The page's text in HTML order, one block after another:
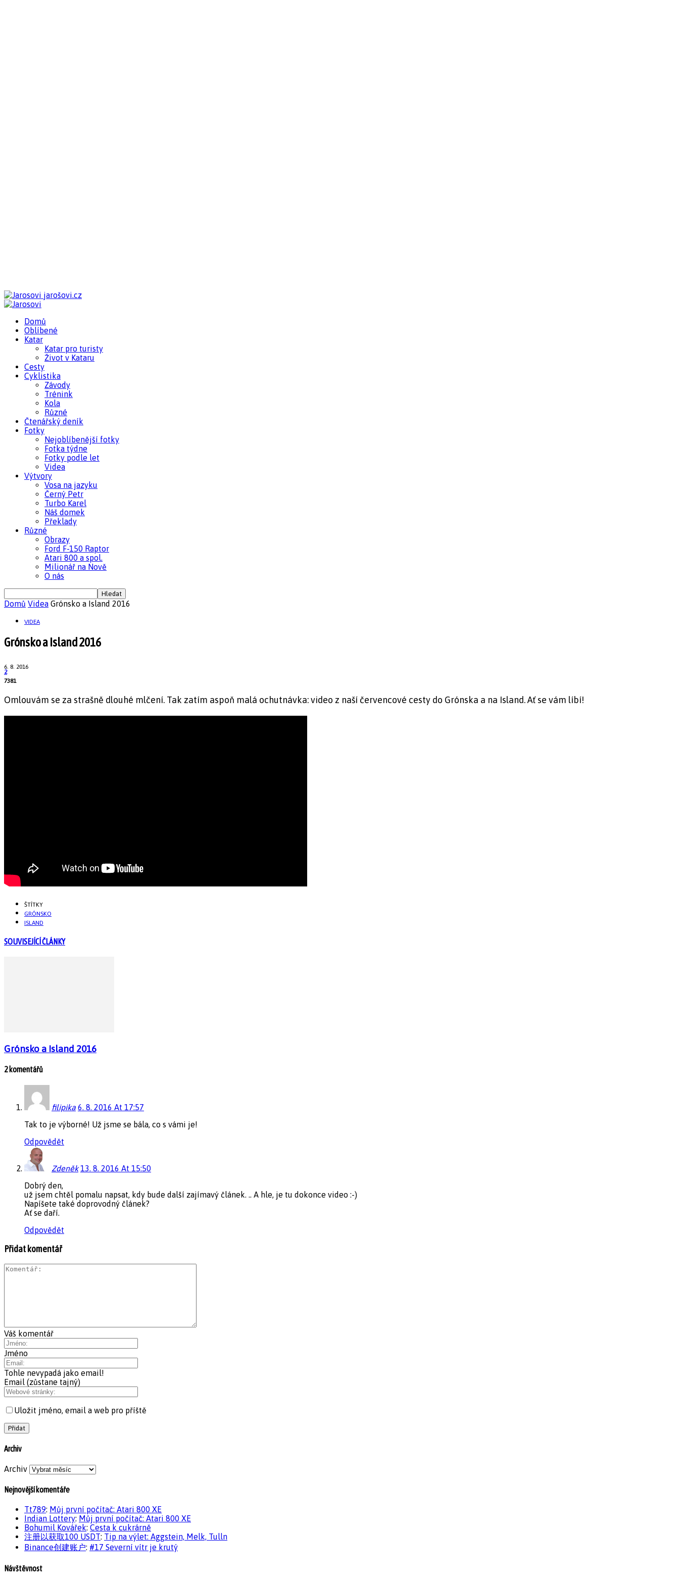
jarošovi.cz
Domů
Oblíbené
Katar
Katar pro turisty
Život v Kataru
Cesty
Cyklistika
Závody
Trénink
Kola
Různé
Čtenářský deník
Fotky
Nejoblíbenější fotky
Fotka týdne
Fotky podle let
Videa
Výtvory
Vosa na jazyku
Černý Petr
Turbo Karel
Náš domek
Překlady
Různé
Obrazy
Ford F-150 Raptor
Atari 800 a spol.
Milionář na Nově
O nás
Domů Videa Grónsko a Island 2016
VIDEA
Grónsko a Island 2016
6. 8. 2016
2
7381
Omlouvám se za strašně dlouhé mlčení. Tak zatím aspoň malá ochutnávka: video z naší červencové cesty do Grónska a na Island. Ať se vám líbí!
ŠTÍTKY
GRÓNSKO
ISLAND
SOUVISEJÍCÍ ČLÁNKY
Grónsko a Island 2016
2 komentářů
filipika 6. 8. 2016 At 17:57
Tak to je výborné! Už jsme se bála, co s vámi je!
Odpovědět
Zdeněk 13. 8. 2016 At 15:50
Dobrý den,
už jsem chtěl pomalu napsat, kdy bude další zajímavý článek. .. A hle, je tu dokonce video :-)
Napíšete také doprovodný článek?
Ať se daří.
Odpovědět
Přidat komentář
Váš komentář
Jméno
Tohle nevypadá jako email!
Email (zůstane tajný)
Uložit jméno, email a web pro příště
Archiv
Archiv
Nejnovější komentáře
Tt789: Můj první počítač: Atari 800 XE
Indian Lottery: Můj první počítač: Atari 800 XE
Bohumil Kovářek: Cesta k cukrárně
注册以获取100 USDT: Tip na výlet: Aggstein, Melk, Tulln
Binance创建账户: #17 Severní vítr je krutý
Návštěvnost